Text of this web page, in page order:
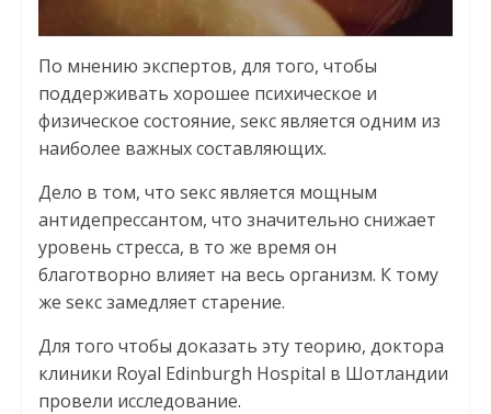
По мнению экспертов, для того, чтобы
поддерживать хорошее психическое и
физическое состояние, sекс является одним из
наиболее важных составляющих.
Дело в том, что seкс является мощным
антидепрессантом, что значительно снижает
уровень стресса, в то же время он
благотворно влияет на весь организм. К тому
же sекс замедляет старение.
Для того чтобы доказать эту теорию, доктора
клиники Royal Edinburgh Hospital в Шотландии
провели исследование.